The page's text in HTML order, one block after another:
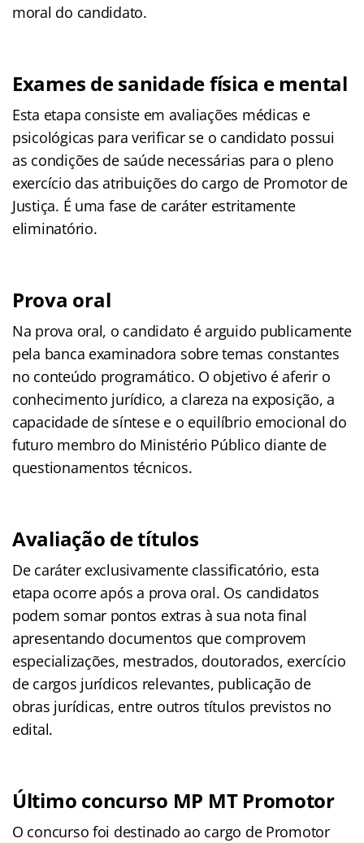
moral do candidato.
Exames de sanidade física e mental
Esta etapa consiste em avaliações médicas e
psicológicas para verificar se o candidato possui
as condições de saúde necessárias para o pleno
exercício das atribuições do cargo de Promotor de
Justiça. É uma fase de caráter estritamente
eliminatório.
Prova oral
Na prova oral, o candidato é arguido publicamente
pela banca examinadora sobre temas constantes
no conteúdo programático. O objetivo é aferir o
conhecimento jurídico, a clareza na exposição, a
capacidade de síntese e o equilíbrio emocional do
futuro membro do Ministério Público diante de
questionamentos técnicos.
Avaliação de títulos
De caráter exclusivamente classificatório, esta
etapa ocorre após a prova oral. Os candidatos
podem somar pontos extras à sua nota final
apresentando documentos que comprovem
especializações, mestrados, doutorados, exercício
de cargos jurídicos relevantes, publicação de
obras jurídicas, entre outros títulos previstos no
edital.
Último concurso MP MT Promotor
O concurso foi destinado ao cargo de Promotor